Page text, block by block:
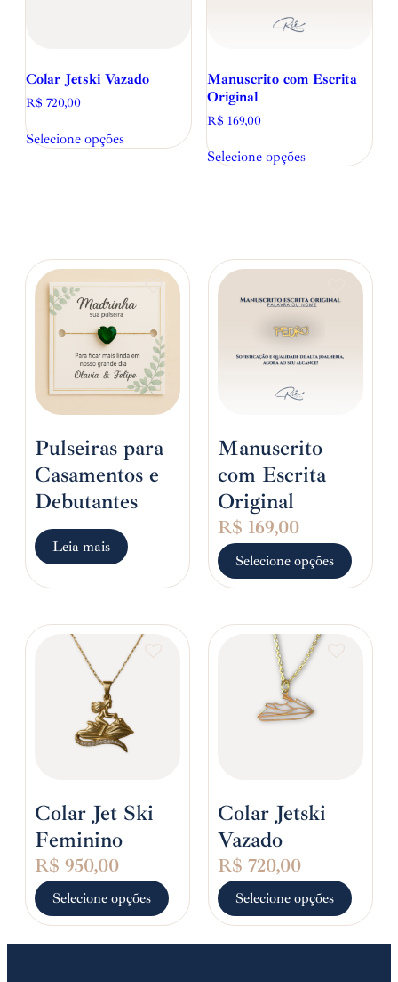
Colar Jetski Vazado
R$ 720,00
Selecione opções
Manuscrito com Escrita
Original
R$ 169,00
Selecione opções
Pulseiras para
Casamentos e
Debutantes
Leia mais
Manuscrito
com Escrita
Original
R$ 169,00
Selecione opções
Colar Jet Ski
Feminino
R$ 950,00
Selecione opções
Colar Jetski
Vazado
R$ 720,00
Selecione opções